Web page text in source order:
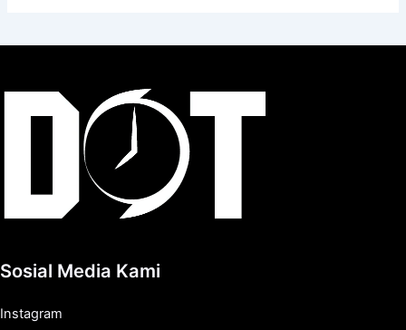
Sosial Media Kami
Instagram